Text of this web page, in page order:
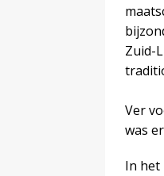
Zuid-
Ver
was
In het